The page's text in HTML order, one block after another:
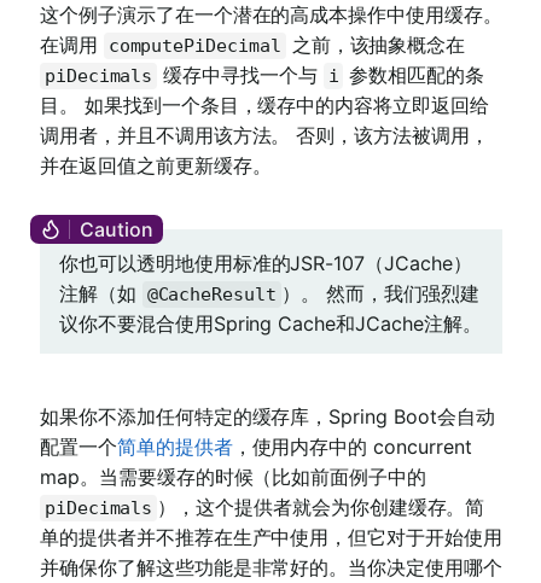
这个例子演示了在一个潜在的高成本操作中使用缓存。
在调用
computePiDecimal 之前，该抽象概念在
piDecimals 缓存中寻找一个与 i 参数相匹配的条
目。 如果找到一个条目，缓存中的内容将立即返回给
调用者，并且不调用该方法。 否则，该方法被调用，
并在返回值之前更新缓存。
你也可以透明地使用标准的JSR-107（JCache）
注解（如 @CacheResult ）。 然而，我们强烈建
议你不要混合使用Spring Cache和JCache注解。
如果你不添加任何特定的缓存库，Spring Boot会自动
配置一个简单的提供者，使用内存中的 concurrent
map。当需要缓存的时候（比如前面例子中的
piDecimals ），这个提供者就会为你创建缓存。简
单的提供者并不推荐在生产中使用，但它对于开始使用
并确保你了解这些功能是非常好的。当你决定使用哪个